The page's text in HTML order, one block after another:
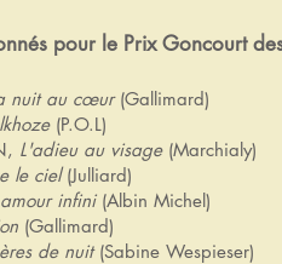
pour le Prix Goncourt
nuit au cœur(Gallimard)
(P.O.L)
L'adieu au visage(Marchialy)
le ciel(Julliard)
infini (Albin Michel)
(Gallimard)
de nuit(Sabine Wespieser)